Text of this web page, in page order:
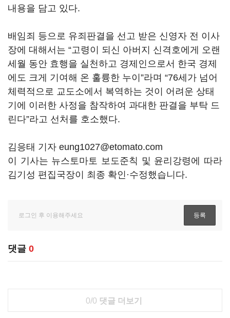
내용을 담고 있다.
배임죄 등으로 유죄판결을 선고 받은 신영자 전 이사
장에 대해서는 “고령이 되신 아버지 신격호에게 오랜
세월 동안 효행을 실천하고 경제인으로서 한국 경제
에도 크게 기여해 온 훌륭한 누이”라며 “76세가 넘어
체력적으로 교도소에서 복역하는 것이 어려운 상태
기에 이러한 사정을 참작하여 과대한 판결을 부탁 드
린다”라고 선처를 호소했다.
김응태 기자 eung1027@etomato.com
이 기사는 뉴스토마토 보도준칙 및 윤리강령에 따라
김기성 편집국장이 최종 확인·수정했습니다.
댓글 0
0/0 댓글 더보기